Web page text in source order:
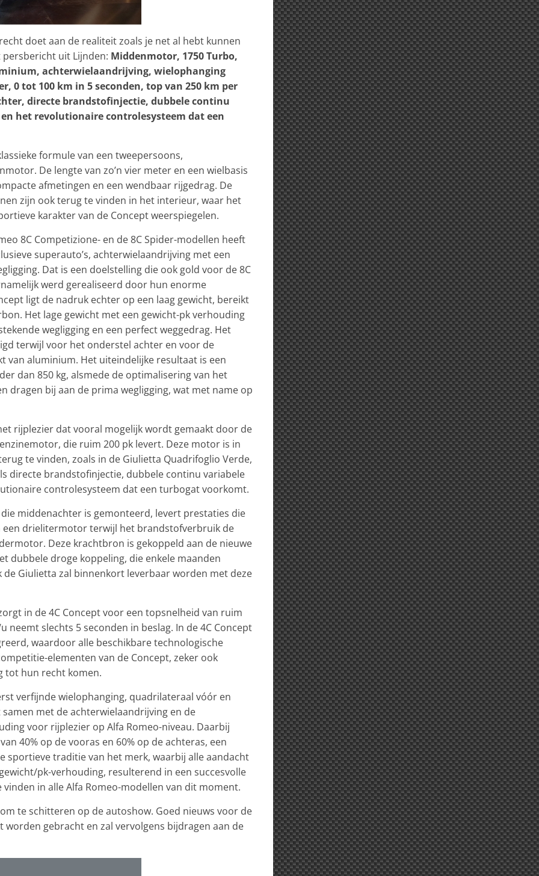
doet aan de realiteit zoals je net al hebt kunnen
persbericht uit Lijnden: Middenmotor, 1750 Turbo,
achterwielaandrijving, wielophanging
0 tot 100 km in 5 seconden, top van 250 km per
directe brandstofinjectie, dubbele continu
het revolutionaire controlesysteem dat een
formule van een tweepersoons,
De lengte van zo’n vier meter en een wielbasis
afmetingen en een wendbaar rijgedrag. De
zijn ook terug te vinden in het interieur, waar het
karakter van de Concept weerspiegelen.
8C Competizione- en de 8C Spider-modellen heeft
superauto’s, achterwielaandrijving met een
Dat is een doelstelling die ook gold voor de 8C
werd gerealiseerd door hun enorme
ligt de nadruk echter op een laag gewicht, bereikt
Het lage gewicht met een gewicht-pk verhouding
wegligging en een perfect weggedrag. Het
terwijl voor het onderstel achter en voor de
van aluminium. Het uiteindelijke resultaat is een
dan 850 kg, alsmede de optimalisering van het
dragen bij aan de prima wegligging, wat met name op
rijplezier dat vooral mogelijk wordt gemaakt door de
die ruim 200 pk levert. Deze motor is in
te vinden, zoals in de Giulietta Quadrifoglio Verde,
directe brandstofinjectie, dubbele continu variabele
controlesysteem dat een turbogat voorkomt.
die middenachter is gemonteerd, levert prestaties die
een drielitermotor terwijl het brandstofverbruik de
Deze krachtbron is gekoppeld aan de nieuwe
dubbele droge koppeling, die enkele maanden
Giulietta zal binnenkort leverbaar worden met deze
in de 4C Concept voor een topsnelheid van ruim
neemt slechts 5 seconden in beslag. In de 4C Concept
waardoor alle beschikbare technologische
elementen van de Concept, zeker ook
tot hun recht komen.
verfijnde wielophanging, quadrilateraal vóór en
met de achterwielaandrijving en de
voor rijplezier op Alfa Romeo-niveau. Daarbij
40% op de vooras en 60% op de achteras, een
sportieve traditie van het merk, waarbij alle aandacht
pk-verhouding, resulterend in een succesvolle
in alle Alfa Romeo-modellen van dit moment.
te schitteren op de autoshow. Goed nieuws voor de
gebracht en zal vervolgens bijdragen aan de